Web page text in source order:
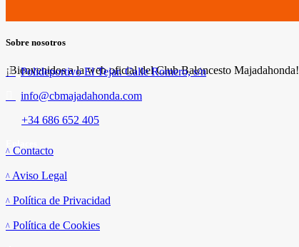
Sobre nosotros
¡Bienvenidos a la web oficial del Club Baloncesto Majadahonda!
Polideportivo El Tejar. Calle Romero, s/n
info@cbmajadahonda.com
+34 686 652 405
Contacto
Aviso Legal
Política de Privacidad
Política de Cookies